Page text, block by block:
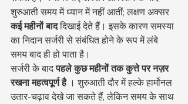
शुरुआती समय में ध्यान में नहीं आतीं; लक्षण अक्सर
कई महीनों बाद दिखाई देते हैं। इसके कारण समस्या
का निदान सर्जरी से संबंधित होने के रूप में लंबे
समय बाद ही हो पाता है।
सर्जरी के बाद पहले कुछ महीनों तक कुत्ते पर नज़र
रखना महत्वपूर्ण है । शुरुआती दौर में हल्के हार्मोनल
उतार-चढ़ाव देखे जा सकते हैं, लेकिन समय के साथ